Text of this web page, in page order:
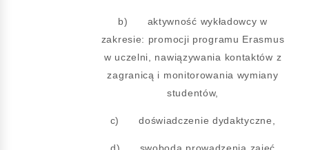
b) aktywność wykładowcy w
zakresie: promocji programu Erasmus
w uczelni, nawiązywania kontaktów z
zagranicą i monitorowania wymiany
studentów,
c) doświadczenie dydaktyczne,